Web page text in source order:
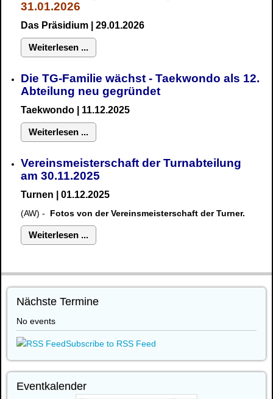
31.01.2026
Das Präsidium | 29.01.2026
Weiterlesen ...
Die TG-Familie wächst - Taekwondo als 12.
Abteilung neu gegründet
Taekwondo | 11.12.2025
Weiterlesen ...
Vereinsmeisterschaft der Turnabteilung
am 30.11.2025
Turnen | 01.12.2025
(AW) - Fotos von der Vereinsmeisterschaft der Turner.
Weiterlesen ...
Nächste Termine
No events
Subscribe to RSS Feed
Eventkalender